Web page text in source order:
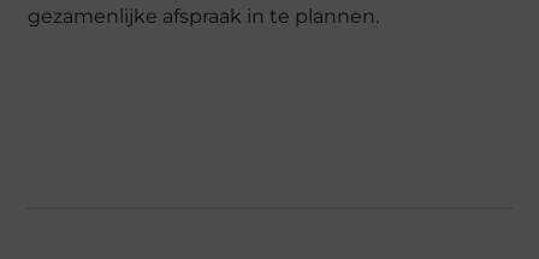
gezamenlijke afspraak in te plannen.